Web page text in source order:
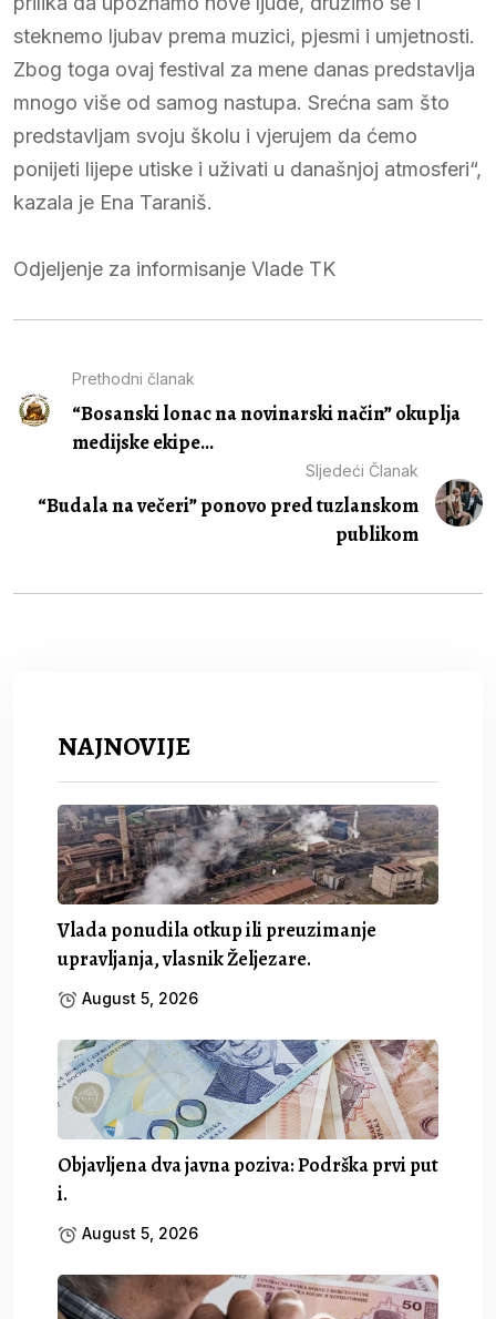
steknemo ljubav prema muzici, pjesmi i umjetnosti.
Zbog toga ovaj festival za mene danas predstavlja
mnogo više od samog nastupa. Srećna sam što
predstavljam svoju školu i vjerujem da ćemo
ponijeti lijepe utiske i uživati u današnjoj atmosferi“,
kazala je Ena Taraniš.
Odjeljenje za informisanje Vlade TK
Prethodni članak
“Bosanski lonac na novinarski način” okuplja
medijske ekipe...
Sljedeći Članak
“Budala na večeri” ponovo pred tuzlanskom
publikom
NAJNOVIJE
Vlada ponudila otkup ili preuzimanje
upravljanja, vlasnik Željezare.
August 5, 2026
Objavljena dva javna poziva: Podrška prvi put
i.
August 5, 2026